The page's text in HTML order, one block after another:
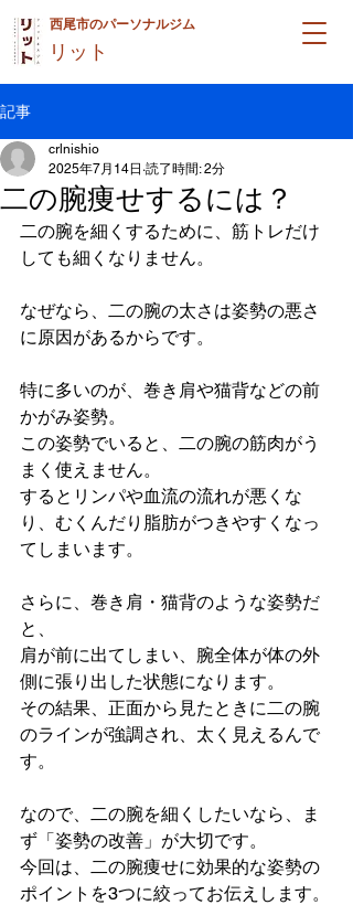
西尾市のパーソナルジム
リット
記事
二の腕痩せするには？
crlnishio
2025年7月14日 読了時間: 2分
二の腕を細くするために、筋トレだけ
しても細くなりません。
なぜなら、二の腕の太さは姿勢の悪さ
に原因があるからです。
特に多いのが、巻き肩や猫背などの前
かがみ姿勢。
この姿勢でいると、二の腕の筋肉がう
まく使えません。
するとリンパや血流の流れが悪くな
り、むくんだり脂肪がつきやすくなっ
てしまいます。
さらに、巻き肩・猫背のような姿勢だ
と、
肩が前に出てしまい、腕全体が体の外
側に張り出した状態になります。
その結果、正面から見たときに二の腕
のラインが強調され、太く見えるんで
す。
なので、二の腕を細くしたいなら、ま
ず「姿勢の改善」が大切です。
今回は、二の腕痩せに効果的な姿勢の
ポイントを3つに絞ってお伝えします。